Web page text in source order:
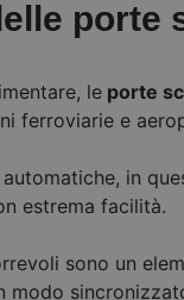
porte
le porte
ferroviarie e
in
estrema facilità.
sono un
modo